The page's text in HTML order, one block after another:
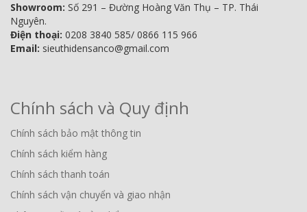
Showroom: Số 291 – Đường Hoàng Văn Thụ – TP. Thái
Nguyên.
Điện thoại: 0208 3840 585/ 0866 115 966
Email: sieuthidensanco@gmail.com
Chính sách và Quy định
Chính sách bảo mật thông tin
Chính sách kiểm hàng
Chính sách thanh toán
Chính sách vận chuyển và giao nhận